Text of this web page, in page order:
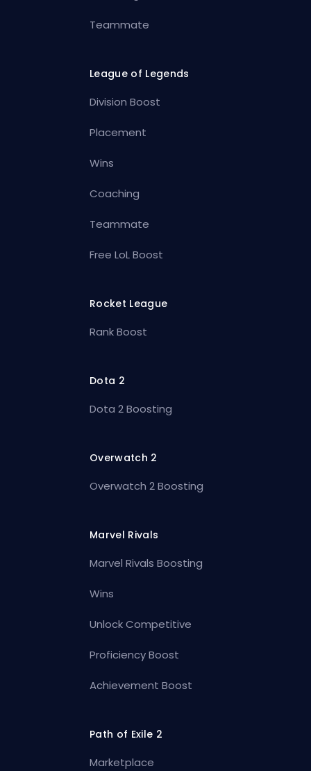
Teammate
League of Legends
Division Boost
Placement
Wins
Coaching
Teammate
Free LoL Boost
Rocket League
Rank Boost
Dota 2
Dota 2 Boosting
Overwatch 2
Overwatch 2 Boosting
Marvel Rivals
Marvel Rivals Boosting
Wins
Unlock Competitive
Proficiency Boost
Achievement Boost
Path of Exile 2
Marketplace